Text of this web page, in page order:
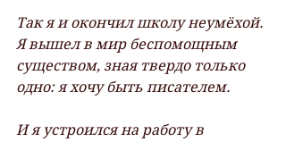
Так я и окончил школу неумёхой.
Я вышел в мир беспомощным
существом, зная твердо только
одно: я хочу быть писателем.
И я устроился на работу в